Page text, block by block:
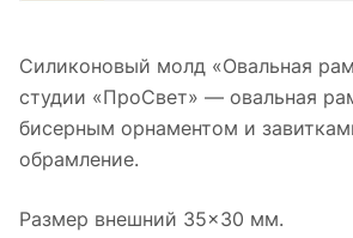
Силиконовый молд «Овальная
студии «ПроСвет» — овальная
бисерным орнаментом и
обрамление.
Размер внешний 35×30 мм.